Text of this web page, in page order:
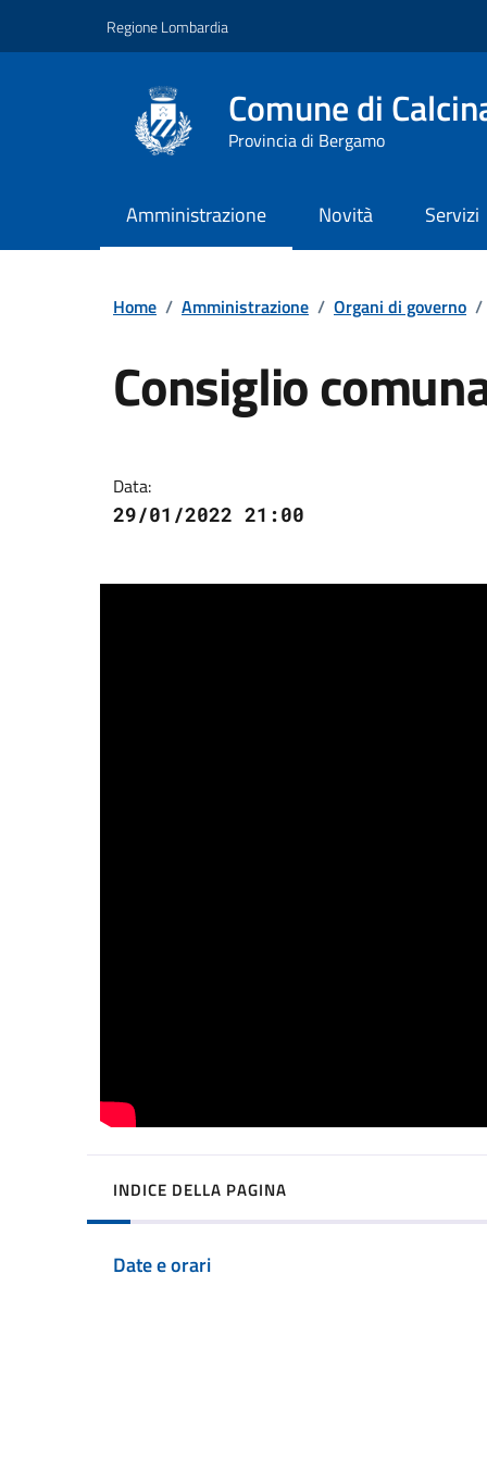
Regione Lombardia
Comune di
Provincia di Bergamo
Amministrazione Novità Servizi
Home / Amministrazione / Organi di governo /
Consiglio
Data:
29/01/2022 21:00
INDICE DELLA PAGINA
Date e orari